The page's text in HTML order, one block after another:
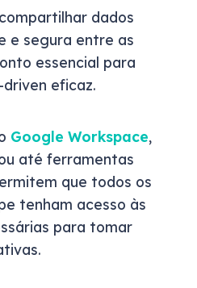
dados
e segura entre as
essencial para
eficaz.
Google Workspace,
até ferramentas
que todos os
tenham acesso às
para tomar